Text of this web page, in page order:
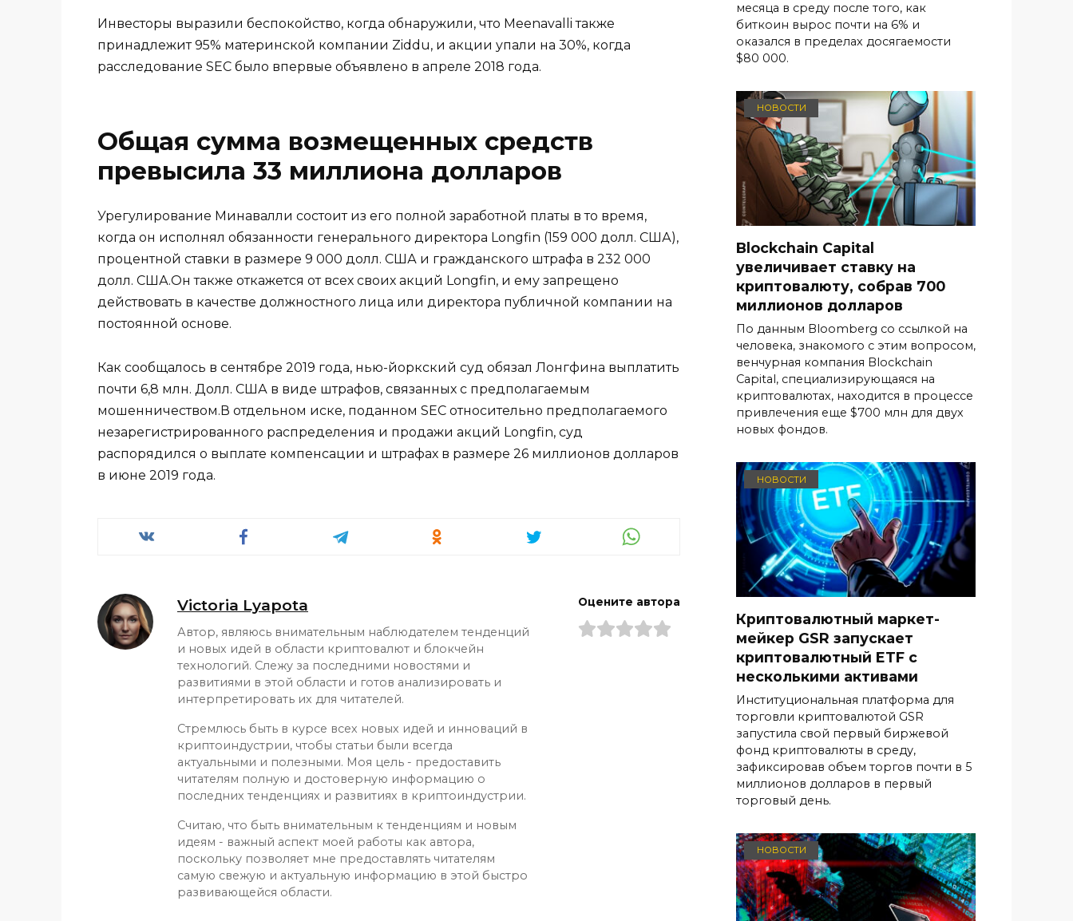
Инвесторы выразили беспокойство, когда обнаружили, что Meenavalli также
принадлежит 95% материнской компании Ziddu, и акции упали на 30%, когда
расследование SEC было впервые объявлено в апреле 2018 года.
Общая сумма возмещенных средств
превысила 33 миллиона долларов
Урегулирование Минавалли состоит из его полной заработной платы в то время,
когда он исполнял обязанности генерального директора Longfin (159 000 долл. США),
процентной ставки в размере 9 000 долл. США и гражданского штрафа в 232 000
долл. США.Он также откажется от всех своих акций Longfin, и ему запрещено
действовать в качестве должностного лица или директора публичной компании на
постоянной основе.
Как сообщалось в сентябре 2019 года, нью-йоркский суд обязал Лонгфина выплатить
почти 6,8 млн. Долл. США в виде штрафов, связанных с предполагаемым
мошенничеством.В отдельном иске, поданном SEC относительно предполагаемого
незарегистрированного распределения и продажи акций Longfin, суд
распорядился о выплате компенсации и штрафах в размере 26 миллионов долларов
в июне 2019 года.
Victoria Lyapota
Автор, являюсь внимательным наблюдателем тенденций
и новых идей в области криптовалют и блокчейн
технологий. Слежу за последними новостями и
развитиями в этой области и готов анализировать и
интерпретировать их для читателей.
Стремлюсь быть в курсе всех новых идей и инноваций в
криптоиндустрии, чтобы статьи были всегда
актуальными и полезными. Моя цель - предоставить
читателям полную и достоверную информацию о
последних тенденциях и развитиях в криптоиндустрии.
Считаю, что быть внимательным к тенденциям и новым
идеям - важный аспект моей работы как автора,
поскольку позволяет мне предоставлять читателям
самую свежую и актуальную информацию в этой быстро
развивающейся области.
Оцените автора
месяца в среду после того, как
биткоин вырос почти на 6% и
оказался в пределах досягаемости
$80 000.
НОВОСТИ
Blockchain Capital
увеличивает ставку на
криптовалюту, собрав 700
миллионов долларов
По данным Bloomberg со ссылкой на
человека, знакомого с этим вопросом,
венчурная компания Blockchain
Capital, специализирующаяся на
криптовалютах, находится в процессе
привлечения еще $700 млн для двух
новых фондов.
НОВОСТИ
Криптовалютный маркет-
мейкер GSR запускает
криптовалютный ETF с
несколькими активами
Институциональная платформа для
торговли криптовалютой GSR
запустила свой первый биржевой
фонд криптовалюты в среду,
зафиксировав объем торгов почти в 5
миллионов долларов в первый
торговый день.
НОВОСТИ